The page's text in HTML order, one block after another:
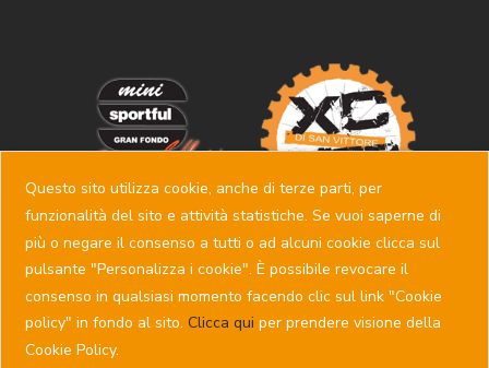
Copyright © SSD PEDALE FELTRINO - P.IVA 00742450257 -
Via Montelungo, 21 - 32032 Feltre (BL) - Tel: +39 0439
Questo sito utilizza cookie, anche di terze parti, per
funzionalità del sito e attività statistiche. Se vuoi saperne di
più o negare il consenso a tutti o ad alcuni cookie clicca sul
pulsante "Personalizza i cookie". È possibile revocare il
consenso in qualsiasi momento facendo clic sul link "Cookie
policy" in fondo al sito. Clicca qui per prendere visione della
Cookie Policy.